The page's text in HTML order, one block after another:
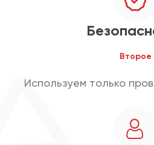
Второе
Используем только